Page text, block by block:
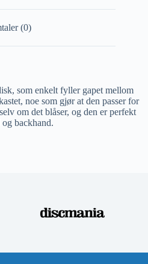
(0)
som enkelt fyller gapet mellom
noe som gjør at den passer for
om det blåser, og den er perfekt
backhand.